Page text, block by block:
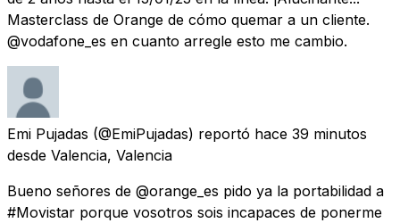
Masterclass de Orange de cómo quemar a un cliente.
@vodafone_es en cuanto arregle esto me cambio.
Emi Pujadas (@EmiPujadas) reportó hace 39 minutos
desde Valencia, Valencia
Bueno señores de @orange_es pido ya la portabilidad a
#Movistar porque vosotros sois incapaces de ponerme